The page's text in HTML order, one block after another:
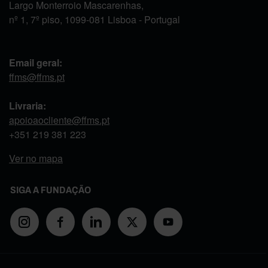
Largo Monterroio Mascarenhas,
nº 1, 7º piso, 1099-081 Lisboa - Portugal
Email geral:
ffms@ffms.pt
Livraria:
apoioaocliente@ffms.pt
+351 219 381 223
Ver no mapa
SIGA A FUNDAÇÃO